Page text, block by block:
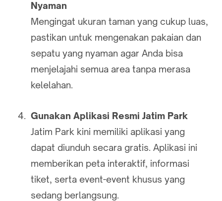
Nyaman
Mengingat ukuran taman yang cukup luas,
pastikan untuk mengenakan pakaian dan
sepatu yang nyaman agar Anda bisa
menjelajahi semua area tanpa merasa
kelelahan.
Gunakan Aplikasi Resmi Jatim Park
Jatim Park kini memiliki aplikasi yang
dapat diunduh secara gratis. Aplikasi ini
memberikan peta interaktif, informasi
tiket, serta event-event khusus yang
sedang berlangsung.